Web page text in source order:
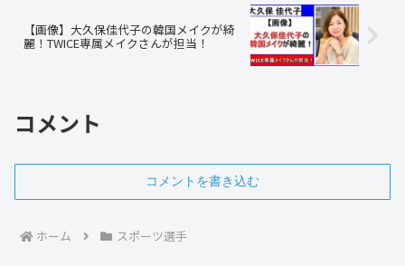
【画像】大久保佳代子の韓国メイクが綺
麗！TWICE専属メイクさんが担当！
コメント
コメントを書き込む
ホーム スポーツ選手